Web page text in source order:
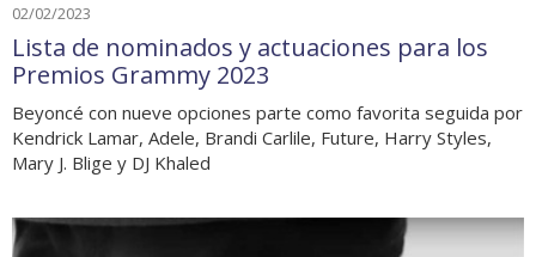
02/02/2023
Lista de nominados y actuaciones para los
Premios Grammy 2023
Beyoncé con nueve opciones parte como favorita seguida por
Kendrick Lamar, Adele, Brandi Carlile, Future, Harry Styles,
Mary J. Blige y DJ Khaled